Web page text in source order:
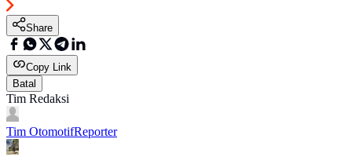
Share
Copy Link
Batal
Tim Redaksi
Tim OtomotifReporter